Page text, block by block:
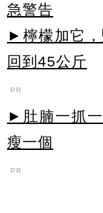
急警告
►檸檬加它
回到45公斤
PR
►肚腩一抓
瘦一個
PR